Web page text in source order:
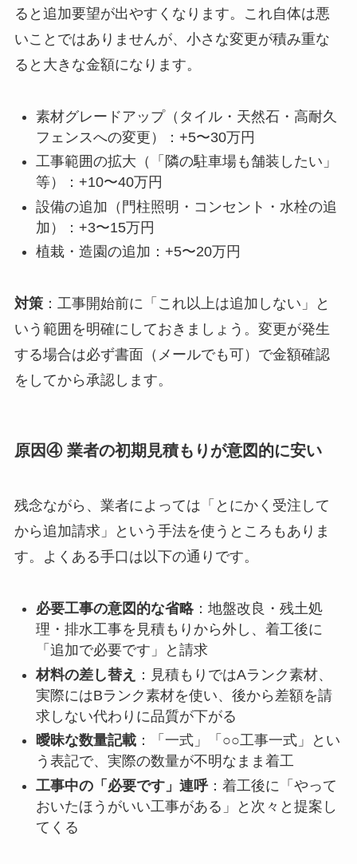
ると追加要望が出やすくなります。これ自体は悪
いことではありませんが、小さな変更が積み重な
ると大きな金額になります。
素材グレードアップ（タイル・天然石・高耐久
フェンスへの変更）：+5〜30万円
工事範囲の拡大（「隣の駐車場も舗装したい」
等）：+10〜40万円
設備の追加（門柱照明・コンセント・水栓の追
加）：+3〜15万円
植栽・造園の追加：+5〜20万円
対策：工事開始前に「これ以上は追加しない」と
いう範囲を明確にしておきましょう。変更が発生
する場合は必ず書面（メールでも可）で金額確認
をしてから承認します。
原因④ 業者の初期見積もりが意図的に安い
残念ながら、業者によっては「とにかく受注して
から追加請求」という手法を使うところもありま
す。よくある手口は以下の通りです。
必要工事の意図的な省略：地盤改良・残土処
理・排水工事を見積もりから外し、着工後に
「追加で必要です」と請求
材料の差し替え
：見積もりではAランク素材、
実際にはBランク素材を使い、後から差額を請
求しない代わりに品質が下がる
曖昧な数量記載：「一式」「○○工事一式」とい
う表記で、実際の数量が不明なまま着工
工事中の「必要です」連呼：着工後に「やって
おいたほうがいい工事がある」と次々と提案し
てくる